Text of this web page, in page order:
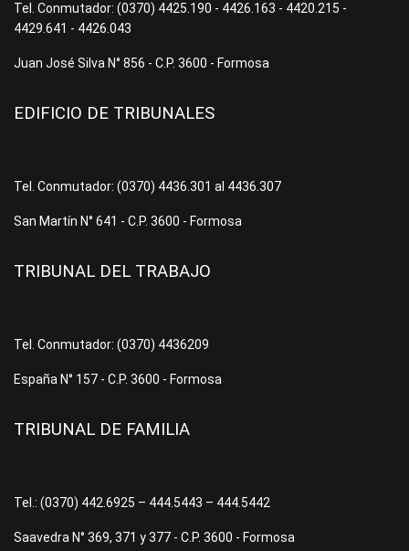
Tel. Conmutador: (0370) 4425.190 - 4426.163 - 4420.215 -
4429.641 - 4426.043
Juan José Silva N° 856 - C.P. 3600 - Formosa
EDIFICIO DE TRIBUNALES
Tel. Conmutador: (0370) 4436.301 al 4436.307
San Martín N° 641 - C.P. 3600 - Formosa
TRIBUNAL DEL TRABAJO
Tel. Conmutador: (0370) 4436209
España N° 157 - C.P. 3600 - Formosa
TRIBUNAL DE FAMILIA
Tel.: (0370) 442.6925 – 444.5443 – 444.5442
Saavedra N° 369, 371 y 377 - C.P. 3600 - Formosa